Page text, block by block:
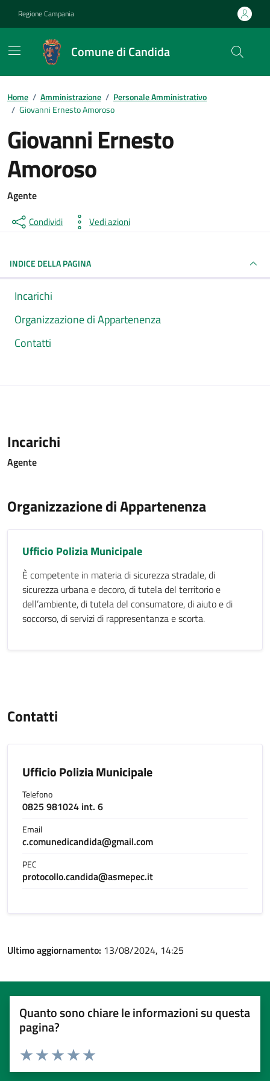
Regione Campania
Comune di Candida
Home / Amministrazione / Personale Amministrativo
/ Giovanni Ernesto Amoroso
Giovanni Ernesto
Amoroso
Agente
Condividi Vedi azioni
INDICE DELLA PAGINA
Incarichi
Organizzazione di Appartenenza
Contatti
Incarichi
Agente
Organizzazione di Appartenenza
Ufficio Polizia Municipale
È competente in materia di sicurezza stradale, di
sicurezza urbana e decoro, di tutela del territorio e
dell’ambiente, di tutela del consumatore, di aiuto e di
soccorso, di servizi di rappresentanza e scorta.
Contatti
Ufficio Polizia Municipale
Telefono
0825 981024 int. 6
Email
c.comunedicandida@gmail.com
PEC
protocollo.candida@asmepec.it
Ultimo aggiornamento: 13/08/2024, 14:25
Quanto sono chiare le informazioni su questa
pagina?
Valuta 5 stelle su 5
Valuta 4 stelle su 5
Valuta 3 stelle su 5
Valuta 2 stelle su 5
Valuta 1 stelle su 5